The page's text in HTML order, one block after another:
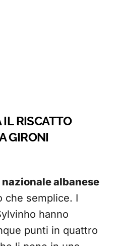
IL RISCATTO
GIRONI
nazionale albanese
che semplice. I
hanno
punti in quattro